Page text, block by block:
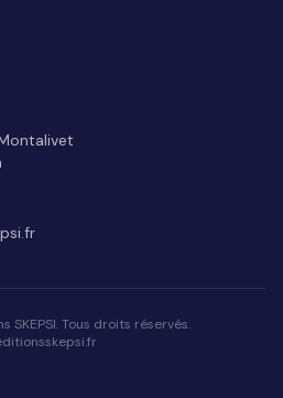
SKEPSI. Tous droits réservés.